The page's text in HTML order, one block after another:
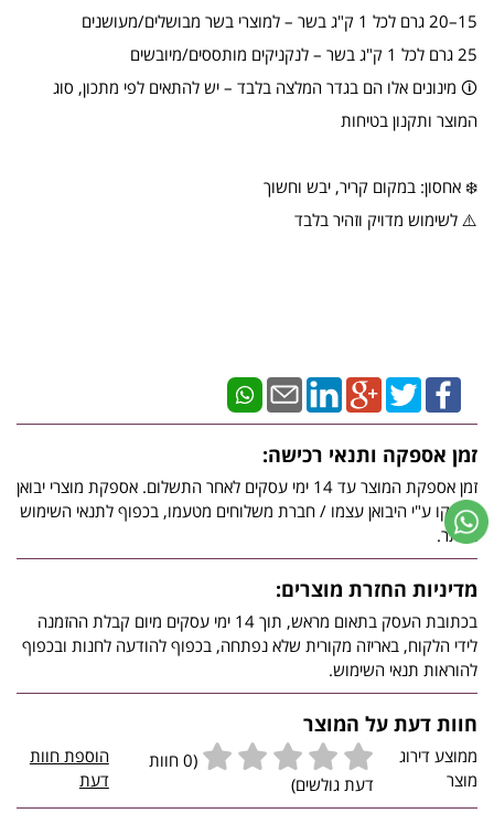
15–20 גרם לכל 1 ק"ג בשר – למוצרי בשר מבושלים/מעושנים
25 גרם לכל 1 ק"ג בשר – לנקניקים מותססים/מיובשים
🛈 מינונים אלו הם בגדר המלצה בלבד – יש להתאים לפי מתכון, סוג
המוצר ותקנון בטיחות
❄️ אחסון: במקום קריר, יבש וחשוך
⚠️ לשימוש מדויק וזהיר בלבד
זמן אספקה ותנאי רכישה:
זמן אספקת המוצר עד 14 ימי עסקים לאחר התשלום. אספקת מוצרי יבואן
יסופקו ע"י היבואן עצמו / חברת משלוחים מטעמו, בכפוף לתנאי השימוש
באתר.
מדיניות החזרת מוצרים:
בכתובת העסק בתאום מראש, תוך 14 ימי עסקים מיום קבלת ההזמנה
לידי הלקוח, באריזה מקורית שלא נפתחה, בכפוף להודעה לחנות ובכפוף
להוראות תנאי השימוש.
חוות דעת על המוצר
ממוצע דירוג
מוצר
(0 חוות
דעת גולשים)
הוספת חוות
דעת